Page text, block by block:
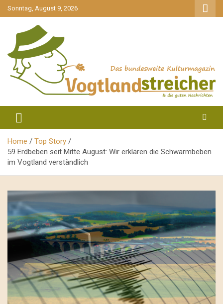
gehe
zum
Sonntag, August 9, 2026
Vogtlandstreicher
Home
Top Story
59 Erdbeben seit Mitte August: Wir erklären die Schwarmbeben
im Vogtland verständlich